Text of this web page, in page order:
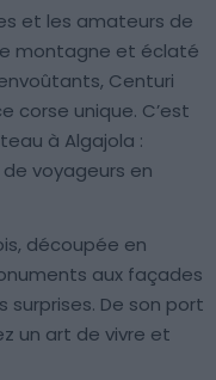
et les amateurs de
montagne et éclaté
Centuri
corse unique. C’est
à Algajola :
voyageurs en
découpée en
aux façades
surprises. De son port
un art de vivre et